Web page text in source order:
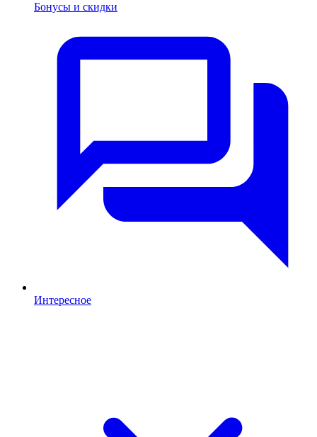
Бонусы и скидки
Интересное